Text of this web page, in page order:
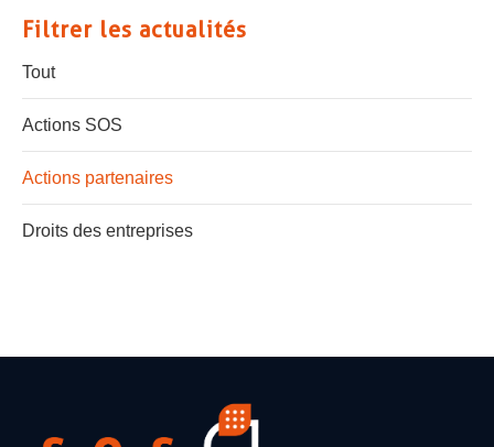
Filtrer les actualités
Tout
Actions SOS
Actions partenaires
Droits des entreprises